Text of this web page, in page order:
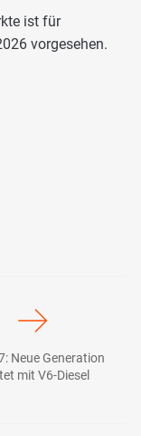
ist für
vorgesehen.
Neue Generation
mit V6-Diesel